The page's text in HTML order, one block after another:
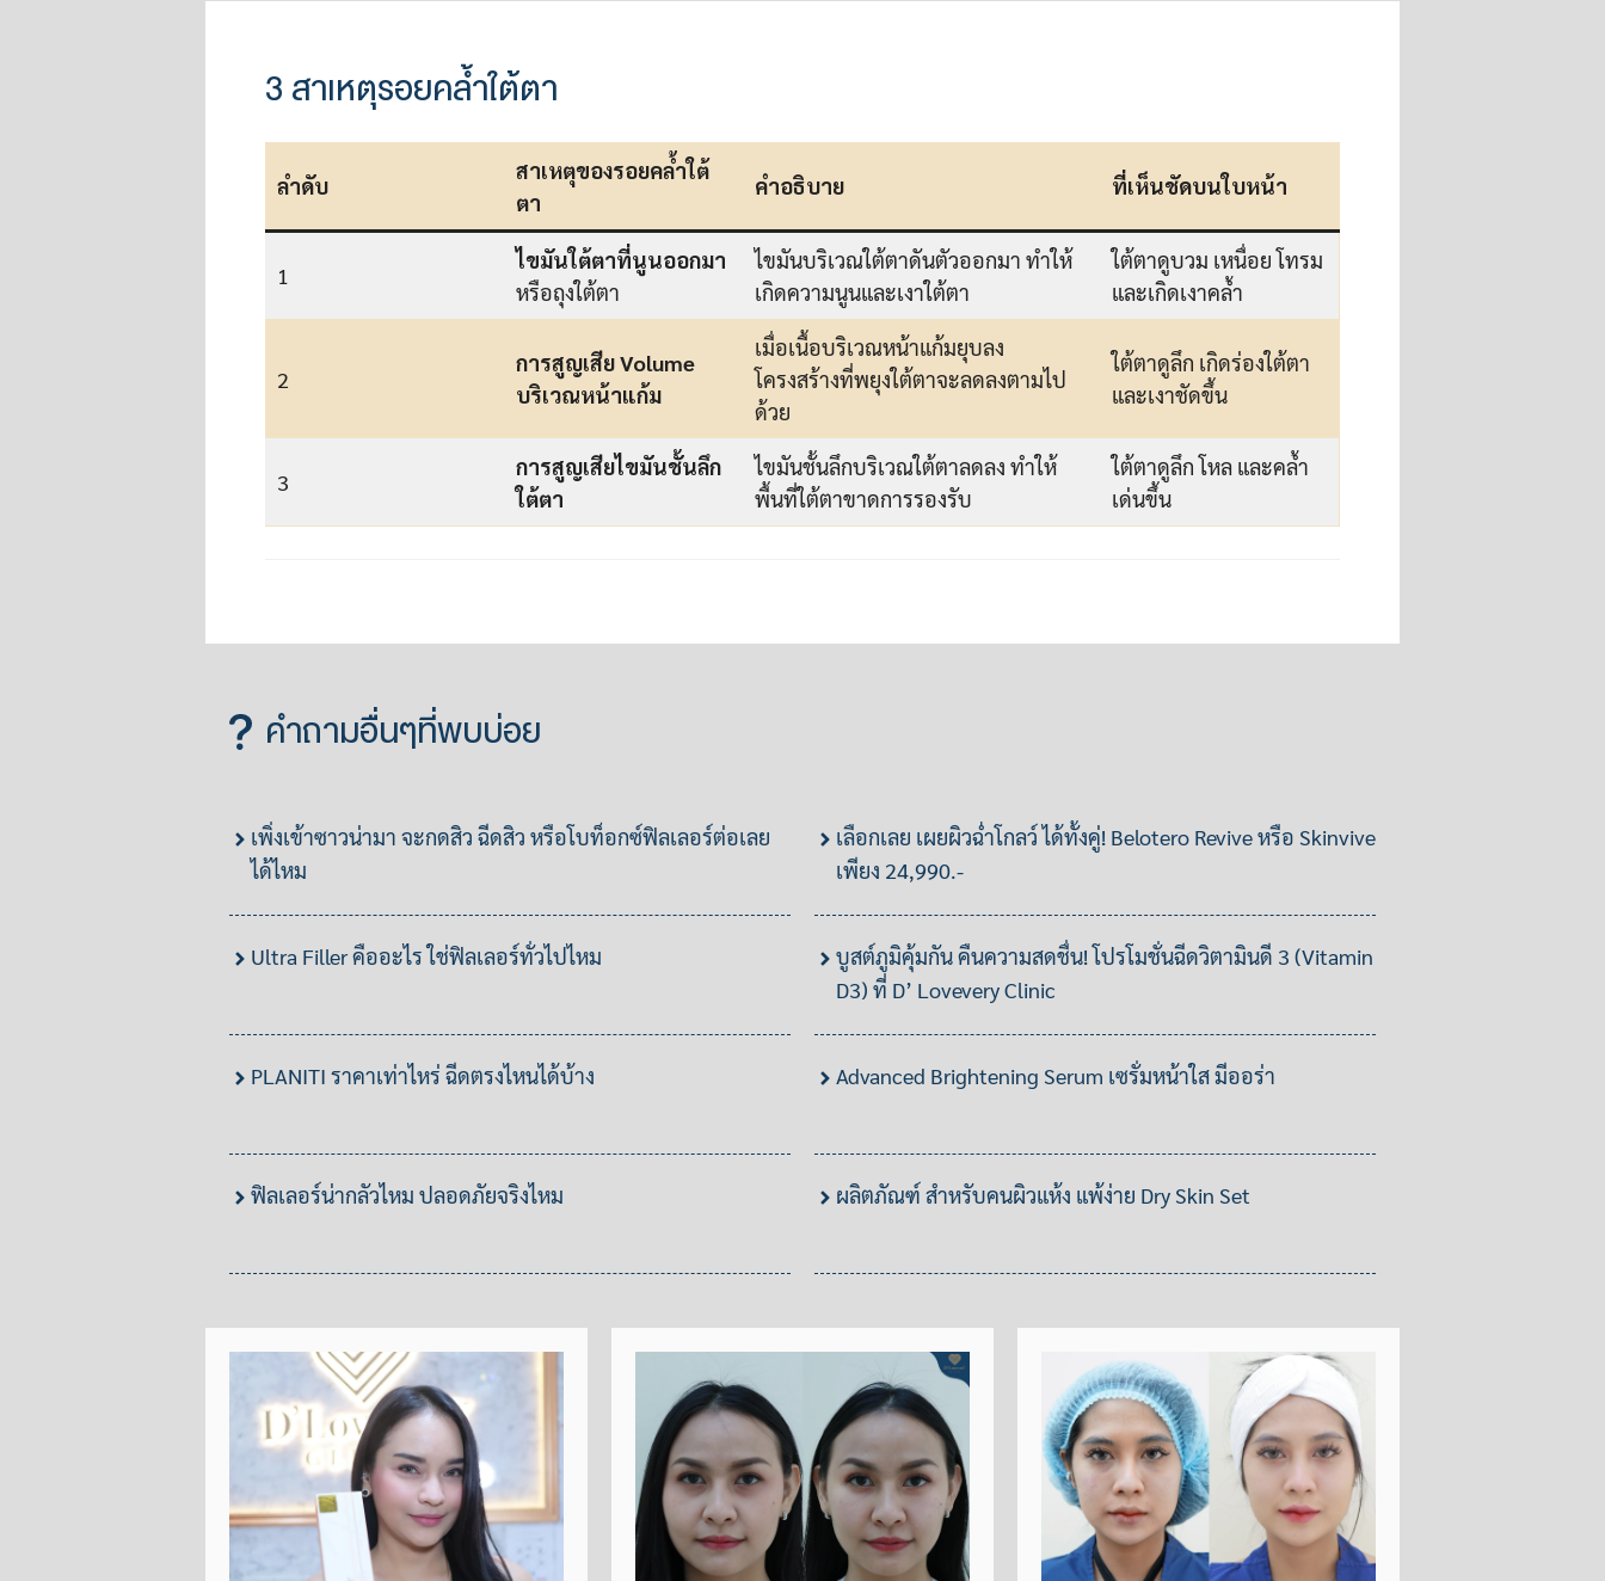
3 สาเหตุรอยคล้ำใต้ตา
ลำดับ
สาเหตุของรอยคล้ำใต้
ตา
คำอธิบาย ที่เห็นชัดบนใบหน้า
1
ไขมันใต้ตาที่นูนออกมา
หรือถุงใต้ตา
ไขมันบริเวณใต้ตาดันตัวออกมา ทำให้
เกิดความนูนและเงาใต้ตา
ใต้ตาดูบวม เหนื่อย โทรม
และเกิดเงาคล้ำ
2
การสูญเสีย Volume
บริเวณหน้าแก้ม
เมื่อเนื้อบริเวณหน้าแก้มยุบลง
โครงสร้างที่พยุงใต้ตาจะลดลงตามไป
ด้วย
ใต้ตาดูลึก เกิดร่องใต้ตา
และเงาชัดขึ้น
3
การสูญเสียไขมันชั้นลึก
ใต้ตา
ไขมันชั้นลึกบริเวณใต้ตาลดลง ทำให้
พื้นที่ใต้ตาขาดการรองรับ
ใต้ตาดูลึก โหล และคล้ำ
เด่นขึ้น
คำถามอื่นๆที่พบบ่อย
เพิ่งเข้าซาวน่ามา จะกดสิว ฉีดสิว หรือโบท็อกซ์ฟิลเลอร์ต่อเลย
ได้ไหม
Ultra Filler คืออะไร ใช่ฟิลเลอร์ทั่วไปไหม
PLANITI ราคาเท่าไหร่ ฉีดตรงไหนได้บ้าง
ฟิลเลอร์น่ากลัวไหม ปลอดภัยจริงไหม
เลือกเลย เผยผิวฉ่ำโกลว์ ได้ทั้งคู่! Belotero Revive หรือ Skinvive
เพียง 24,990.-
บูสต์ภูมิคุ้มกัน คืนความสดชื่น! โปรโมชั่นฉีดวิตามินดี 3 (Vitamin
D3) ที่ D’ Lovevery Clinic
Advanced Brightening Serum เซรั่มหน้าใส มีออร่า
ผลิตภัณฑ์ สำหรับคนผิวแห้ง แพ้ง่าย Dry Skin Set